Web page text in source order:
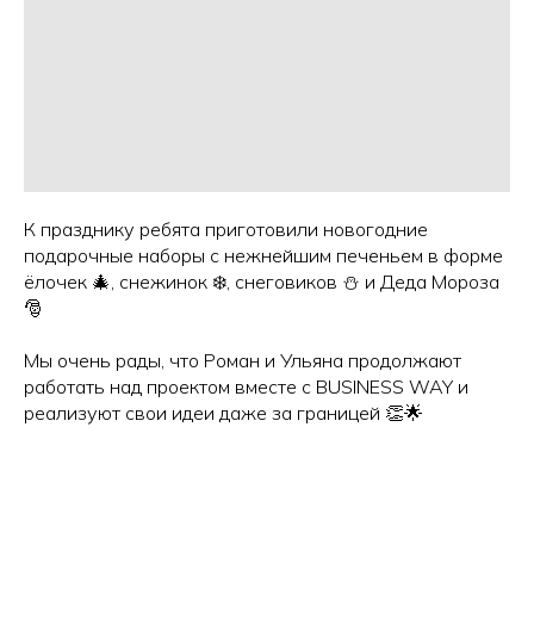
К празднику ребята приготовили новогодние
подарочные наборы с нежнейшим печеньем в форме
ёлочек 🎄, снежинок ❄️, снеговиков ⛄️ и Деда Мороза
🎅
Мы очень рады, что Роман и Ульяна продолжают
работать над проектом вместе с BUSINESS WAY и
реализуют свои идеи даже за границей 👏🌟